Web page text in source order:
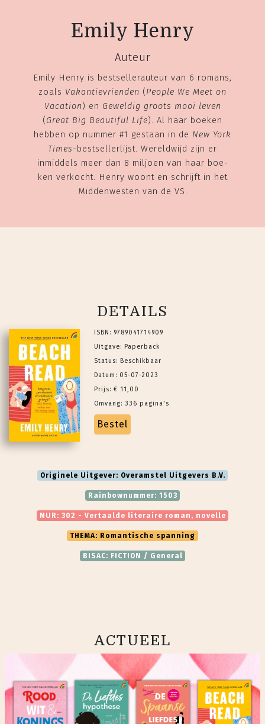
Emily Henry
Auteur
Emily Henry is bestsellerauteur van 6 romans,
zoals Vakantievrienden (People We Meet on
Vacation) en Geweldig groots mooi leven
(Great Big Beautiful Life). Al haar boe­ken
hebben op nummer #1 gestaan in de New York
Times-bestsellerlijst. Wereldwijd zijn er
inmiddels meer dan 8 miljoen van haar boe­
ken verkocht. Henry woont en schrijft in het
Middenwesten van de VS.
DETAILS
ISBN: 9789041714909
Uitgave: Paperback
Status: Beschikbaar
Datum: 05-07-2023
Prijs: € 11,00
Omvang: 336 pagina's
Bestel
Originele Uitgever: Overamstel Uitgevers B.V.
Rainbownummer: 1503
NUR: 302 - Vertaalde literaire roman, novelle
THEMA: Romantische spanning
BISAC: FICTION / General
ACTUEEL